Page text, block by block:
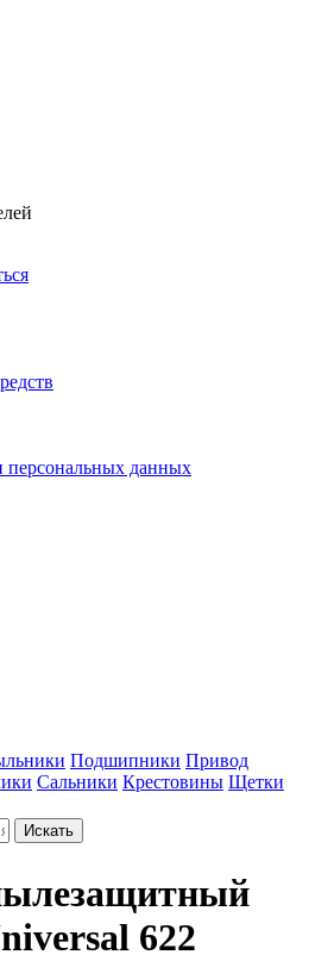
персональных данных
Подшипники Привод
Сальники Крестовины Щетки
622